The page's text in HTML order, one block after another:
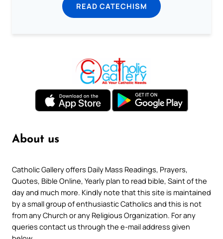
READ CATECHISM
About us
Catholic Gallery offers Daily Mass Readings, Prayers,
Quotes, Bible Online, Yearly plan to read bible, Saint of the
day and much more. Kindly note that this site is maintained
by a small group of enthusiastic Catholics and this is not
from any Church or any Religious Organization. For any
queries contact us through the e-mail address given